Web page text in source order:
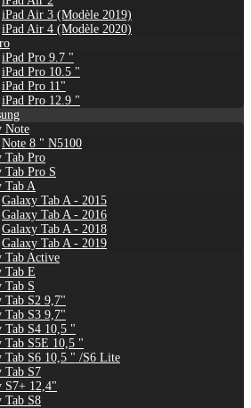
iPad Air 3 (Modèle 2019)
iPad Air 4 (Modèle 2020)
iPad Pro 9.7 "
iPad Pro 10.5 "
iPad Pro 11"
iPad Pro 12.9 "
Note
Note 8 " N5100
Tab Pro
Tab Pro S
Tab A
Galaxy Tab A - 2015
Galaxy Tab A - 2016
Galaxy Tab A - 2018
Galaxy Tab A - 2019
Tab Active
Tab E
Tab S
Tab S2 9,7"
Tab S3 9,7"
Tab S4 10,5 "
Tab S5E 10,5 "
Tab S6 10,5 " /S6 Lite
Tab S7
S7+ 12,4"
Tab S8